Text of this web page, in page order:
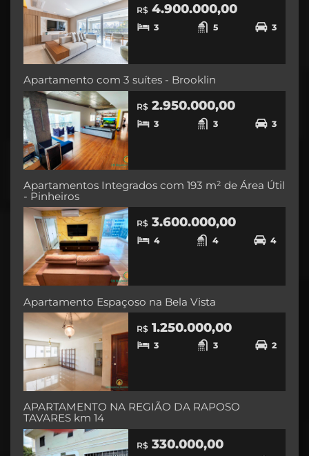
R$ 4.900.000,00
3 5 3
Apartamento com 3 suítes - Brooklin
R$ 2.950.000,00
3 3 3
Apartamentos Integrados com 193 m² de Área Útil
- Pinheiros
R$ 3.600.000,00
4 4 4
Apartamento Espaçoso na Bela Vista
R$ 1.250.000,00
3 3 2
APARTAMENTO NA REGIÃO DA RAPOSO
TAVARES km 14
R$ 330.000,00